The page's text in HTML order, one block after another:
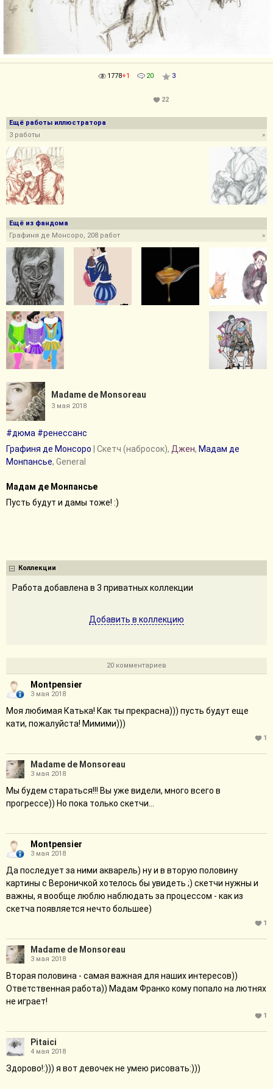
Madame de Monsoreau
3 мая 2018
#дюма #ренессанс
Графиня де Монсоро | Скетч (набросок), Джен, Мадам де
Монпансье, General
Мадам де Монпансье
Пусть будут и дамы тоже! :)
Коллекции
Работа добавлена в 3 приватных коллекции
Добавить в коллекцию
20 комментариев
Montpensier
3 мая 2018
Моя любимая Катька! Как ты прекрасна))) пусть будут еще
кати, пожалуйста! Мимими)))
1
Madame de Monsoreau
3 мая 2018
Мы будем стараться!!! Вы уже видели, много всего в
прогрессе)) Но пока только скетчи...
Montpensier
3 мая 2018
Да последует за ними акварель) ну и в вторую половину
картины с Вероничкой хотелось бы увидеть ;) скетчи нужны и
важны, я вообще люблю наблюдать за процессом - как из
скетча появляется нечто большее)
1
Madame de Monsoreau
3 мая 2018
Вторая половина - самая важная для наших интересов))
Ответственная работа)) Мадам Франко кому попало на лютнях
не играет!
1
Pitaici
4 мая 2018
Здорово!:))) я вот девочек не умею рисовать:)))
1778+1 20 3
22
Ещё работы иллюстратора
»
3 работы
Ещё из фандома
»
Графиня де Монсоро, 208 работ